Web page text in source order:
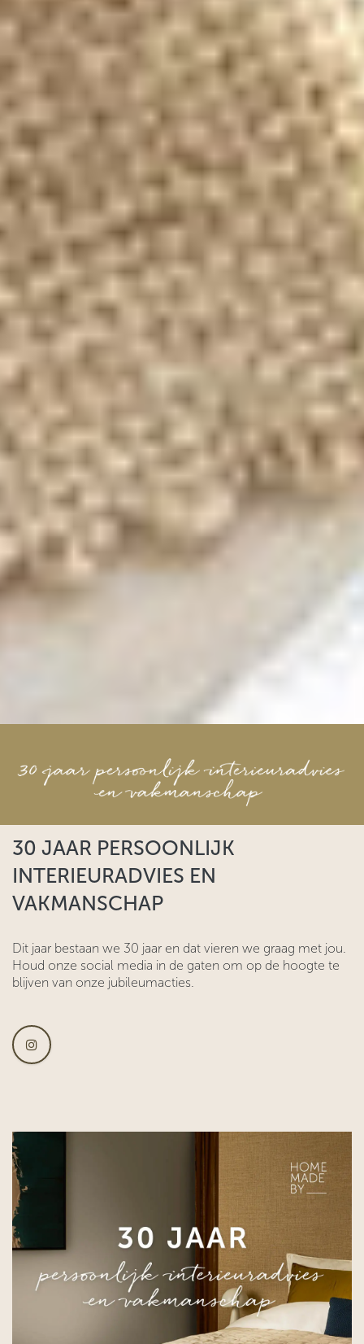
30 JAAR PERSOONLIJK
INTERIEURADVIES EN
VAKMANSCHAP
Dit jaar bestaan we 30 jaar en dat vieren we graag met jou.
Houd onze social media in de gaten om op de hoogte te
blijven van onze jubileumacties.